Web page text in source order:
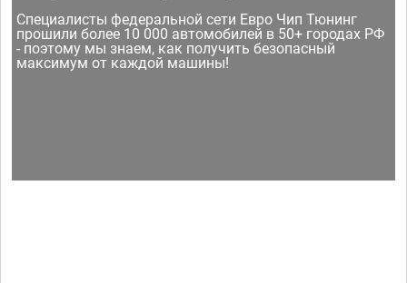
Специалисты федеральной сети Евро Чип Тюнинг
прошили более 10 000 автомобилей в 50+ городах РФ
- поэтому мы знаем, как получить безопасный
максимум от каждой машины!